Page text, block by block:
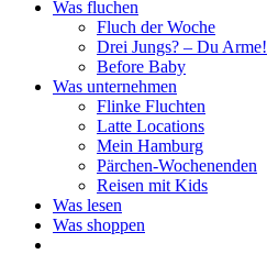
Was fluchen
Fluch der Woche
Drei Jungs? – Du Arme!
Before Baby
Was unternehmen
Flinke Fluchten
Latte Locations
Mein Hamburg
Pärchen-Wochenenden
Reisen mit Kids
Was lesen
Was shoppen